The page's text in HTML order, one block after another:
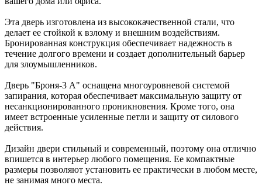
Эта дверь изготовлена из высококачественной стали, что
делает ее стойкой к взлому и внешним воздействиям.
Бронированная конструкция обеспечивает надежность в
течение долгого времени и создает дополнительный барьер
для злоумышленников.
Дверь "Броня-3 А" оснащена многоуровневой системой
запирания, которая обеспечивает максимальную защиту от
несанкционированного проникновения. Кроме того, она
имеет встроенные усиленные петли и защиту от силового
действия.
Дизайн двери стильный и современный, поэтому она отлично
впишется в интерьер любого помещения. Ее компактные
размеры позволяют установить ее практически в любом месте,
не занимая много места.